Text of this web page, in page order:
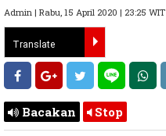
Admin | Rabu, 15 April 2020 | 23:25 WIT
Bacakan Stop